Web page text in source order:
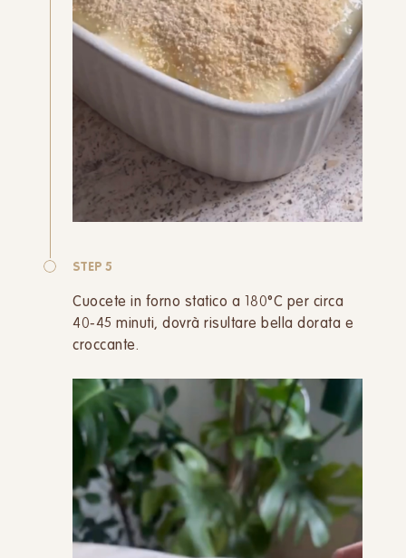
STEP 5
Cuocete in forno statico a 180°C per circa
40-45 minuti, dovrà risultare bella dorata e
croccante.